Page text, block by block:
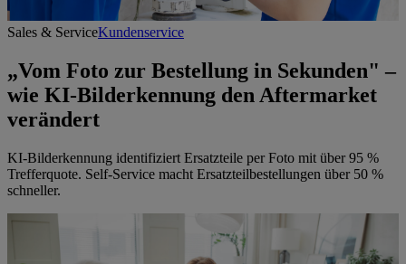
Sales & ServiceKundenservice
„Vom Foto zur Bestellung in Sekunden" –
wie KI-Bilderkennung den Aftermarket
verändert
KI-Bilderkennung identifiziert Ersatzteile per Foto mit über 95 %
Trefferquote. Self-Service macht Ersatzteilbestellungen über 50 %
schneller.